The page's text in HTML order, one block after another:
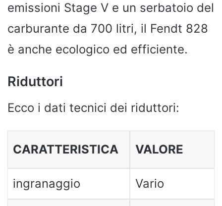
emissioni Stage V e un serbatoio del
carburante da 700 litri, il Fendt 828
è anche ecologico ed efficiente.
Riduttori
Ecco i dati tecnici dei riduttori:
CARATTERISTICA VALORE
ingranaggio Vario